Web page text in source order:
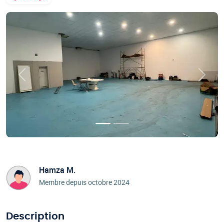
Précédent
Hamza M.
Membre depuis octobre 2024
Description